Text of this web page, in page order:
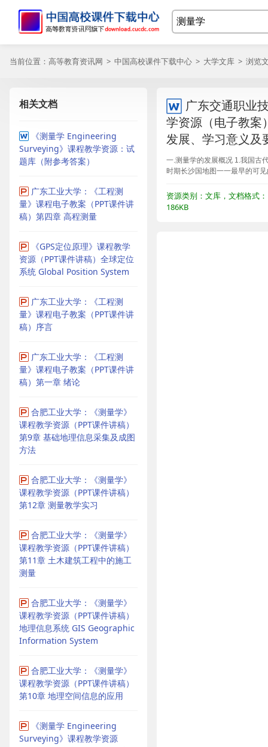
当前位置： 高等教育资讯网 > 中国高校课件下载中心 > 大学文库 > 浏览
相关文档
《测量学 Engineering
Surveying》课程教学资源：试
题库（附参考答案）
广东工业大学：《工程测
量》课程电子教案（PPT课件讲
稿）第四章 高程测量
《GPS定位原理》课程教学
资源（PPT课件讲稿）全球定位
系统 Global Position System
广东工业大学：《工程测
量》课程电子教案（PPT课件讲
稿）序言
广东工业大学：《工程测
量》课程电子教案（PPT课件讲
稿）第一章 绪论
合肥工业大学：《测量学》
课程教学资源（PPT课件讲稿）
第9章 基础地理信息采集及成图
方法
合肥工业大学：《测量学》
课程教学资源（PPT课件讲稿）
第12章 测量教学实习
合肥工业大学：《测量学》
课程教学资源（PPT课件讲稿）
第11章 土木建筑工程中的施工
测量
合肥工业大学：《测量学》
课程教学资源（PPT课件讲稿）
地理信息系统 GIS Geographic
Information System
合肥工业大学：《测量学》
课程教学资源（PPT课件讲稿）
第10章 地理空间信息的应用
《测量学 Engineering
Surveying》课程教学资源
广东交通职业
学资源（电子教案
发展、学习意义及
一.测量学的发展概况 1.我国古
时期长沙国地图一一最早的可
资源类别：文库，文档格式
186KB